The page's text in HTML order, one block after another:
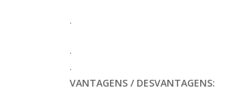
.
.
.
VANTAGENS / DESVANTAGENS: